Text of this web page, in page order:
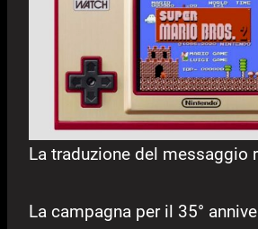
La traduzione del messaggio
La campagna per il 35°